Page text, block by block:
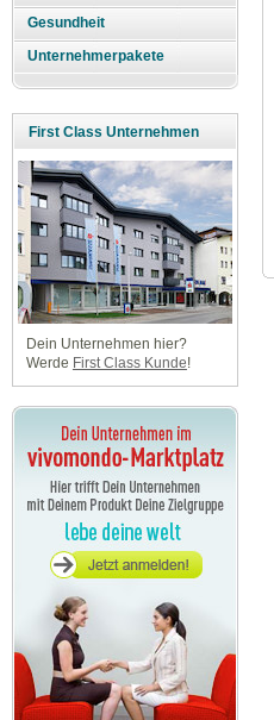
Gesundheit
Unternehmerpakete
First Class Unternehmen
Dein Unternehmen hier?
Werde First Class Kunde!